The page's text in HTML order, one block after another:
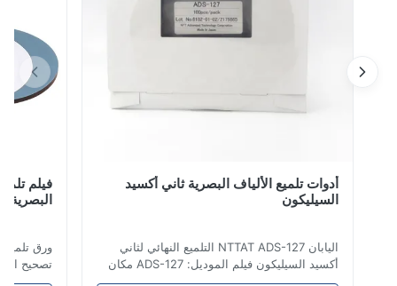
أدوات تلميع الألياف البصرية ثاني أكسيد
السيليكون
اليابان NTTAT ADS-127 التلميع النهائي لثاني
أكسيد السيليكون فيلم الموديل: ADS-127 مكان
المنشأ:اليابان تفصيل سريع ● رش الجسيمات
فيلم تلميع
البصرية اللف
ورق تلميع
تصحيح الألياف